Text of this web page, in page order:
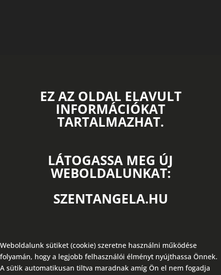
EZ AZ OLDAL ELAVULT
INFORMÁCIÓKAT
TARTALMAZHAT.
LÁTOGASSA MEG ÚJ
WEBOLDALUNKAT:
SZENTANGELA.HU
Weboldalunk sütiket (cookie) szeretne használni működése
folyamán, hogy a legjobb felhasználói élményt nyújthassa Önnek.
A sütik automatikusan tiltva maradnak amíg Ön el nem fogadja